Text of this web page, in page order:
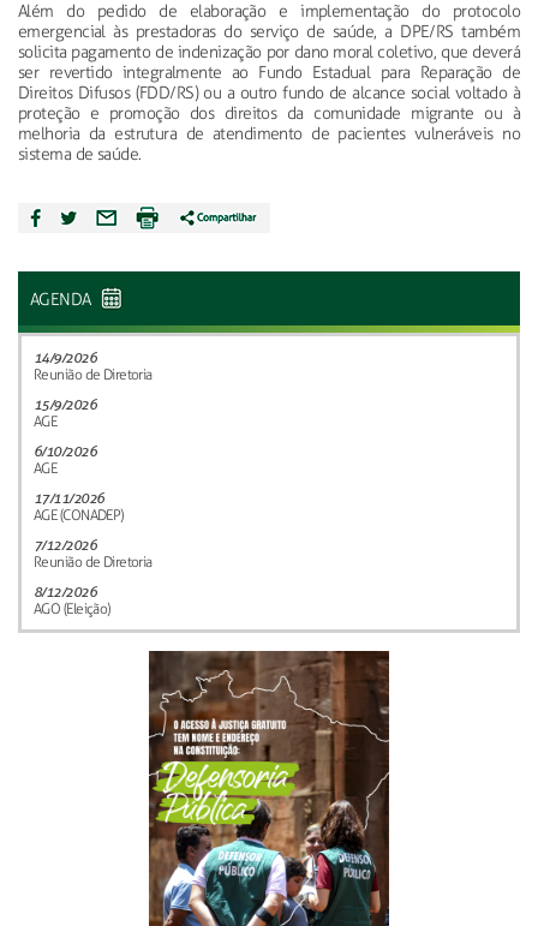
Além do pedido de elaboração e implementação do protocolo
emergencial às prestadoras do serviço de saúde, a DPE/RS também
solicita pagamento de indenização por dano moral coletivo, que deverá
ser revertido integralmente ao Fundo Estadual para Reparação de
Direitos Difusos (FDD/RS) ou a outro fundo de alcance social voltado à
proteção e promoção dos direitos da comunidade migrante ou à
melhoria da estrutura de atendimento de pacientes vulneráveis no
sistema de saúde.
AGENDA
14/9/2026
Reunião de Diretoria
15/9/2026
AGE
6/10/2026
AGE
17/11/2026
AGE (CONADEP)
7/12/2026
Reunião de Diretoria
8/12/2026
AGO (Eleição)